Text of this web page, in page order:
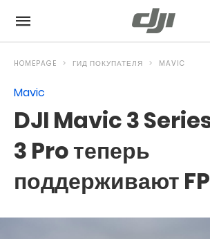
HOMEPAGE ГИД ПОКУПАТЕЛЯ MAVIC
Mavic
DJI Mavic 3
3 Pro теперь
поддерживают